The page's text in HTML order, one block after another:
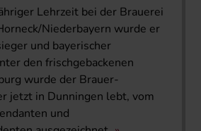
Lehrzeit bei der Brauerei
Niederbayern wurde er
und bayerischer
den frischgebackenen
wurde der Brauer-
jetzt in Dunningen lebt, vom
und